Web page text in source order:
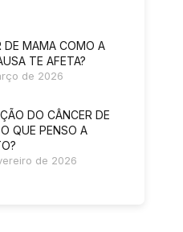
DE MAMA COMO A
TE AFETA?
de 2026
DO CÂNCER DE
QUE PENSO A
de 2026